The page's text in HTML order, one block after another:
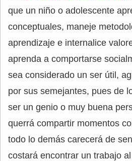
que un niño o adolescente
conceptuales, maneje
aprendizaje e internalice
aprenda a comportarse
sea considerado un ser útil,
por sus semejantes, pues de
ser un genio o muy buena
querrá compartir momentos
todo lo demás carecerá de
costará encontrar un trabajo